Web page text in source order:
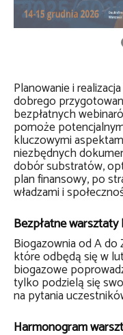
Planowanie i
dobrego
bezpłatnych
pomoże
kluczowymi
niezbędnych
dobór substratów,
plan finansowy, po
władzami i
Bezpłatne
Biogazownia od A
które odbędą się w
biogazowe
tylko podzielą się
na pytania
Harmonogram